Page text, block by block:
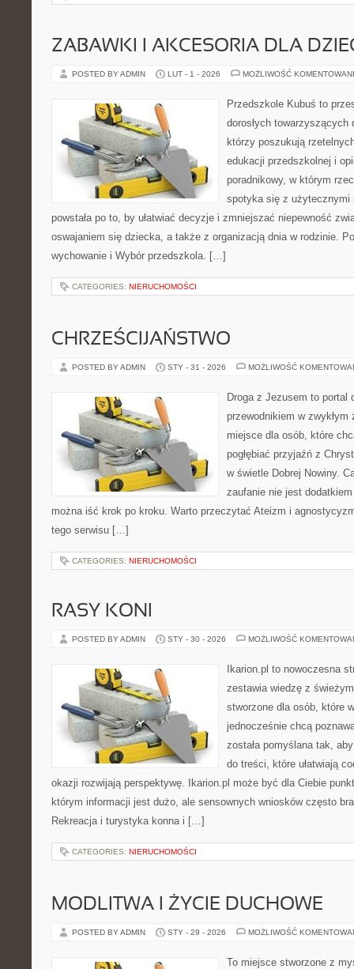
ZABAWKI I AKCESORIA DLA
POSTED BY ADMIN LUT - 1 - 2026 MOŻLIWOŚĆ
Przedszkole Kubuś to
dorosłych
którzy poszukują
edukacji przedszkolnej i
poradnikowy, w którym
spotyka się z użytecznymi
powstała po to, by ułatwiać decyzje i zmniejszać niepewność
oswajaniem się dziecka, a także z organizacją dnia w rodzinie.
wychowanie i Wybór przedszkola. […]
CATEGORIES: NIERUCHOMOŚCI
CHRZEŚCIJAŃSTWO
POSTED BY ADMIN STY - 31 - 2026 MOŻLIWOŚĆ
Droga z Jezusem to portal
przewodnikiem w
miejsce dla osób, które
pogłębiać przyjaźń z
w świetle Dobrej Nowiny.
zaufanie nie jest
można iść krok po kroku. Warto przeczytać Ateizm i
tego serwisu […]
CATEGORIES: NIERUCHOMOŚCI
RASY KONI
POSTED BY ADMIN STY - 30 - 2026 MOŻLIWOŚĆ
Ikarion.pl to nowoczesna
zestawia wiedzę z
stworzone dla osób, które
jednocześnie chcą
została pomyślana tak,
do treści, które ułatwiają
okazji rozwijają perspektywę. Ikarion.pl może być dla Ciebie
którym informacji jest dużo, ale sensownych wniosków często
Rekreacja i turystyka konna i […]
CATEGORIES: NIERUCHOMOŚCI
MODLITWA I ŻYCIE DUCHOWE
POSTED BY ADMIN STY - 29 - 2026 MOŻLIWOŚĆ
To miejsce stworzone z